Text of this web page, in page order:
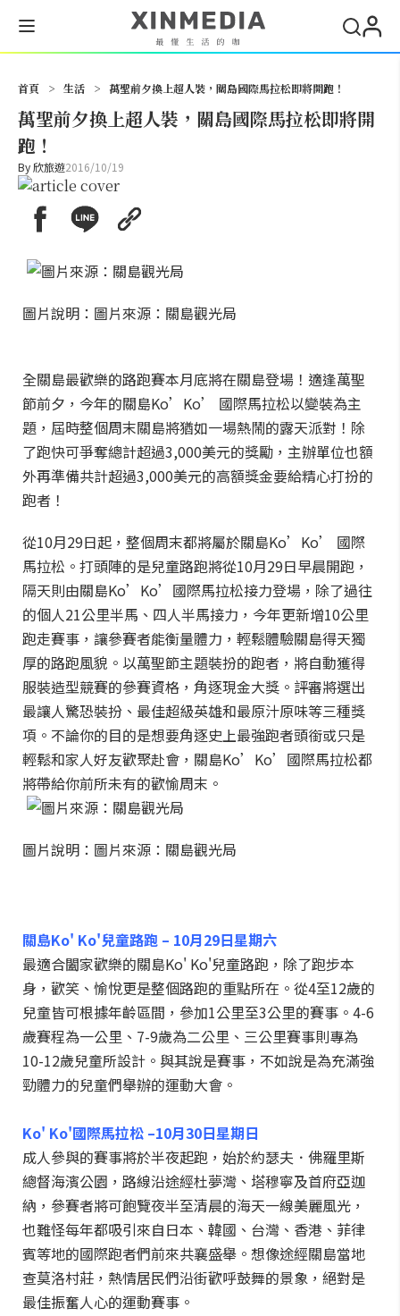
首頁 > 生活 > 萬聖前夕換上超人裝，關島國際馬拉松即將開跑！
萬聖前夕換上超人裝，關島國際馬拉松即將開
跑！
By欣旅遊2016/10/19
圖片說明：圖片來源：關島觀光局
全關島最歡樂的路跑賽本月底將在關島登場！適逢萬聖
節前夕，今年的關島Ko’Ko’ 國際馬拉松以變裝為主
題，屆時整個周末關島將猶如一場熱鬧的露天派對！除
了跑快可爭奪總計超過3,000美元的獎勵，主辦單位也額
外再準備共計超過3,000美元的高額獎金要給精心打扮的
跑者！
從10月29日起，整個周末都將屬於關島Ko’Ko’ 國際
馬拉松。打頭陣的是兒童路跑將從10月29日早晨開跑，
隔天則由關島Ko’Ko’國際馬拉松接力登場，除了過往
的個人21公里半馬、四人半馬接力，今年更新增10公里
跑走賽事，讓參賽者能衡量體力，輕鬆體驗關島得天獨
厚的路跑風貌。以萬聖節主題裝扮的跑者，將自動獲得
服裝造型競賽的參賽資格，角逐現金大獎。評審將選出
最讓人驚恐裝扮、最佳超級英雄和最原汁原味等三種獎
項。不論你的目的是想要角逐史上最強跑者頭銜或只是
輕鬆和家人好友歡聚赴會，關島Ko’Ko’國際馬拉松都
將帶給你前所未有的歡愉周末。
圖片說明：圖片來源：關島觀光局
關島Ko' Ko'兒童路跑 – 10月29日星期六
最適合闔家歡樂的關島Ko' Ko'兒童路跑，除了跑步本
身，歡笑、愉悅更是整個路跑的重點所在。從4至12歲的
兒童皆可根據年齡區間，參加1公里至3公里的賽事。4-6
歲賽程為一公里、7-9歲為二公里、三公里賽事則專為
10-12歲兒童所設計。與其說是賽事，不如說是為充滿強
勁體力的兒童們舉辦的運動大會。
Ko' Ko'國際馬拉松 –10月30日星期日
成人參與的賽事將於半夜起跑，始於約瑟夫．佛羅里斯
總督海濱公園，路線沿途經杜夢灣、塔穆寧及首府亞迦
納，參賽者將可飽覽夜半至清晨的海天一線美麗風光，
也難怪每年都吸引來自日本、韓國、台灣、香港、菲律
賓等地的國際跑者們前來共襄盛舉。想像途經關島當地
查莫洛村莊，熱情居民們沿街歡呼鼓舞的景象，絕對是
最佳振奮人心的運動賽事。